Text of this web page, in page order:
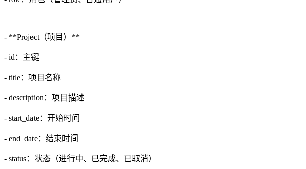
- **Project（项目）**
- id：主键
- title：项目名称
- description：项目描述
- start_date：开始时间
- end_date：结束时间
- status：状态（进行中、已完成、已取消）